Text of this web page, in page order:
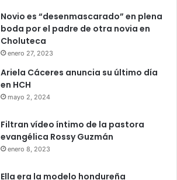
Novio es “desenmascarado” en plena
boda por el padre de otra novia en
Choluteca
enero 27, 2023
Ariela Cáceres anuncia su último día
en HCH
mayo 2, 2024
Filtran vídeo íntimo de la pastora
evangélica Rossy Guzmán
enero 8, 2023
Ella era la modelo hondureña